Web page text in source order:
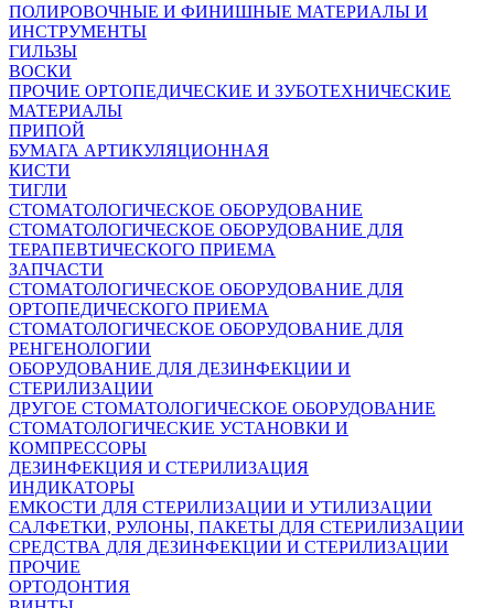
ПОЛИРОВОЧНЫЕ И ФИНИШНЫЕ МАТЕРИАЛЫ И
ИНСТРУМЕНТЫ
ГИЛЬЗЫ
ВОСКИ
ПРОЧИЕ ОРТОПЕДИЧЕСКИЕ И ЗУБОТЕХНИЧЕСКИЕ
МАТЕРИАЛЫ
ПРИПОЙ
БУМАГА АРТИКУЛЯЦИОННАЯ
КИСТИ
ТИГЛИ
СТОМАТОЛОГИЧЕСКОЕ ОБОРУДОВАНИЕ
СТОМАТОЛОГИЧЕСКОЕ ОБОРУДОВАНИЕ ДЛЯ
ТЕРАПЕВТИЧЕСКОГО ПРИЕМА
ЗАПЧАСТИ
СТОМАТОЛОГИЧЕСКОЕ ОБОРУДОВАНИЕ ДЛЯ
ОРТОПЕДИЧЕСКОГО ПРИЕМА
СТОМАТОЛОГИЧЕСКОЕ ОБОРУДОВАНИЕ ДЛЯ
РЕНГЕНОЛОГИИ
ОБОРУДОВАНИЕ ДЛЯ ДЕЗИНФЕКЦИИ И
СТЕРИЛИЗАЦИИ
ДРУГОЕ СТОМАТОЛОГИЧЕСКОЕ ОБОРУДОВАНИЕ
СТОМАТОЛОГИЧЕСКИЕ УСТАНОВКИ И
КОМПРЕССОРЫ
ДЕЗИНФЕКЦИЯ И СТЕРИЛИЗАЦИЯ
ИНДИКАТОРЫ
ЕМКОСТИ ДЛЯ СТЕРИЛИЗАЦИИ И УТИЛИЗАЦИИ
САЛФЕТКИ, РУЛОНЫ, ПАКЕТЫ ДЛЯ СТЕРИЛИЗАЦИИ
СРЕДСТВА ДЛЯ ДЕЗИНФЕКЦИИ И СТЕРИЛИЗАЦИИ
ПРОЧИЕ
ОРТОДОНТИЯ